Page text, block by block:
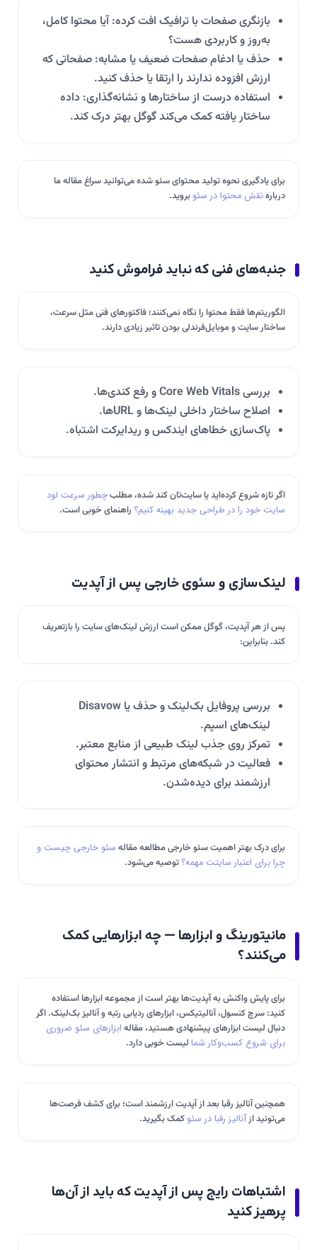
بازنگری صفحات با ترافیک افت کرده: آیا محتوا کامل،
به‌روز و کاربردی هست؟
حذف یا ادغام صفحات ضعیف یا مشابه: صفحاتی که
ارزش افزوده ندارند را ارتقا یا حذف کنید.
استفاده درست از ساختارها و نشانه‌گذاری: داده
ساختار یافته کمک می‌کند گوگل بهتر درک کند.
برای یادگیری نحوه تولید محتوای سئو شده می‌توانید سراغ مقاله ما
دربارهنقش محتوا در سئو بروید.
جنبه‌های فنی که نباید فراموش کنید
الگوریتم‌ها فقط محتوا را نگاه نمی‌کنند؛ فاکتورهای فنی مثل سرعت،
ساختار سایت و موبایل‌فرندلی بودن تاثیر زیادی دارند.
بررسی Core Web Vitals و رفع کندی‌ها.
اصلاح ساختار داخلی لینک‌ها و URLها.
پاک‌سازی خطاهای ایندکس و ریدایرکت اشتباه.
اگر تازه شروع کرده‌اید یا سایت‌تان کند شده، مطلبچطور سرعت لود
سایت خود را در طراحی جدید بهینه کنیم؟ راهنمای خوبی است.
لینک‌سازی و سئوی خارجی پس از آپدیت
پس از هر آپدیت، گوگل ممکن است ارزش لینک‌های سایت را بازتعریف
کند. بنابراین:
بررسی پروفایل بک‌لینک و حذف یا Disavow
لینک‌های اسپم.
تمرکز روی جذب لینک طبیعی از منابع معتبر.
فعالیت در شبکه‌های مرتبط و انتشار محتوای
ارزشمند برای دیده‌شدن.
برای درک بهتر اهمیت سئو خارجی مطالعه مقاله سئو خارجی چیست و
چرا برای اعتبار سایتت مهمه؟ توصیه می‌شود.
مانیتورینگ و ابزارها — چه ابزارهایی کمک
می‌کنند؟
برای پایش واکنش به آپدیت‌ها بهتر است از مجموعه ابزارها استفاده
کنید: سرچ کنسول، آنالیتیکس، ابزارهای ردیابی رتبه و آنالیز بک‌لینک. اگر
دنبال لیست ابزارهای پیشنهادی هستید، مقاله ابزارهای سئو ضروری
برای شروع کسب‌وکار شما لیست خوبی دارد.
همچنین آنالیز رقبا بعد از آپدیت ارزشمند است؛ برای کشف فرصت‌ها
می‌تونید ازآنالیز رقبا در سئو کمک بگیرید.
اشتباهات رایج پس از آپدیت که باید از آن‌ها
پرهیز کنید